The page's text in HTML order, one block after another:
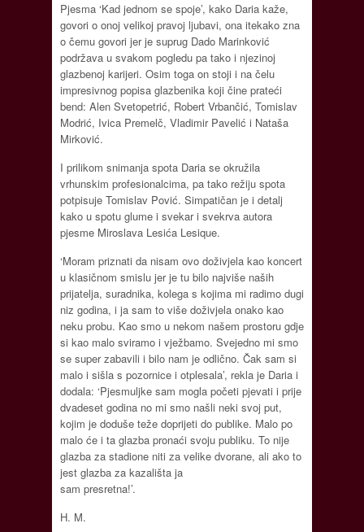
Pjesma ‘Kad jednom se spoje’, kako Daria kaže,
govori o onoj velikoj pravoj ljubavi, ona itekako zna
o čemu govori jer je suprug Dado Marinković
podržava u svakom pogledu pa tako i njezinoj
glazbenoj karijeri. Osim toga on stoji i na čelu
impresivnog popisa glazbenika koji čine prateći
bend: Alen Svetopetrić, Robert Vrbančić, Tomislav
Modrić, Ivica Premelč, Vladimir Pavelić i Nataša
Mirković.
I prilikom snimanja spota Daria se okružila
vrhunskim profesionalcima, pa tako režiju spota
potpisuje Tomislav Pović. Simpatičan je i detalj
kako u spotu glume i svekar i svekrva autora
pjesme Miroslava Lesića Lesique.
‘Moram priznati da nisam ovo doživjela kao koncert
u klasičnom smislu jer je tu bilo najviše naših
prijatelja, suradnika, kolega s kojima mi radimo dugi
niz godina, i ja sam to više doživjela onako kao
neku probu. Kao smo u nekom našem prostoru gdje
si kao malo sviramo i vježbamo. Svejedno mi smo
se super zabavili i bilo nam je odlično. Čak sam si
malo i sišla s pozornice i otplesala’, rekla je Daria i
dodala: ‘Pjesmuljke sam mogla početi pjevati i prije
dvadeset godina no mi smo našli neki svoj put,
kojim je doduše teže doprijeti do publike. Malo po
malo će i ta glazba pronaći svoju publiku. To nije
glazba za stadione niti za velike dvorane, ali ako to
jest glazba za kazališta ja
sam presretna!’.
H. M.